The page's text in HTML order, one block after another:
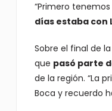
“Primero
días estaba con
Sobre el final de
que pasó parte
de la región. “La
Boca y recuerdo